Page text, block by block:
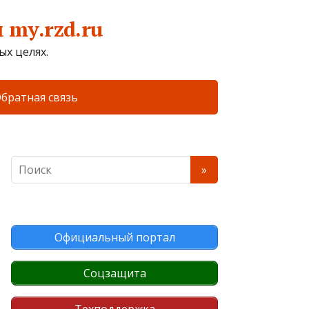
целях.
связь
Официальный портал
Соцзащита